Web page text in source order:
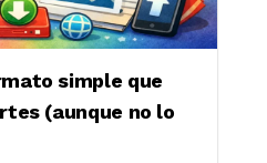
simple que
(aunque no lo